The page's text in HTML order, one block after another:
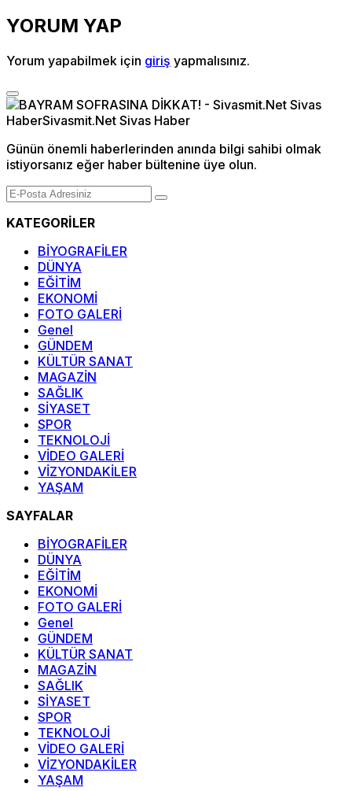
YORUM YAP
Yorum yapabilmek için giriş yapmalısınız.
Günün önemli haberlerinden anında bilgi sahibi olmak
istiyorsanız eğer haber bültenine üye olun.
KATEGORİLER
BİYOGRAFİLER
DÜNYA
EĞİTİM
EKONOMİ
FOTO GALERİ
Genel
GÜNDEM
KÜLTÜR SANAT
MAGAZİN
SAĞLIK
SİYASET
SPOR
TEKNOLOJİ
VİDEO GALERİ
VİZYONDAKİLER
YAŞAM
SAYFALAR
BİYOGRAFİLER
DÜNYA
EĞİTİM
EKONOMİ
FOTO GALERİ
Genel
GÜNDEM
KÜLTÜR SANAT
MAGAZİN
SAĞLIK
SİYASET
SPOR
TEKNOLOJİ
VİDEO GALERİ
VİZYONDAKİLER
YAŞAM